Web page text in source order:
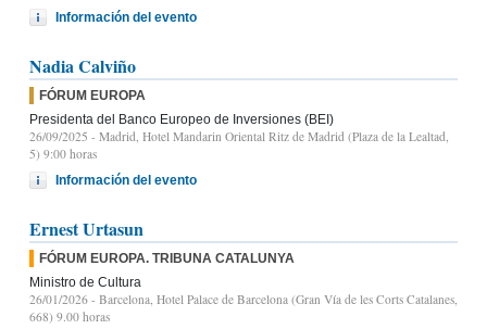
Información del evento
Nadia Calviño
FÓRUM EUROPA
Presidenta del Banco Europeo de Inversiones (BEI)
26/09/2025 - Madrid, Hotel Mandarin Oriental Ritz de Madrid (Plaza de la Lealtad,
5) 9:00 horas
Información del evento
Ernest Urtasun
FÓRUM EUROPA. TRIBUNA CATALUNYA
Ministro de Cultura
26/01/2026 - Barcelona, Hotel Palace de Barcelona (Gran Vía de les Corts Catalanes,
668) 9.00 horas